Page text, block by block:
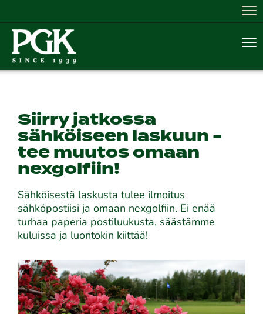
Siirry jatkossa
sähköiseen laskuun -
tee muutos omaan
nexgolfiin!
Sähköisestä laskusta tulee ilmoitus
sähköpostiisi ja omaan nexgolfiin. Ei enää
turhaa paperia postiluukusta, säästämme
kuluissa ja luontokin kiittää!